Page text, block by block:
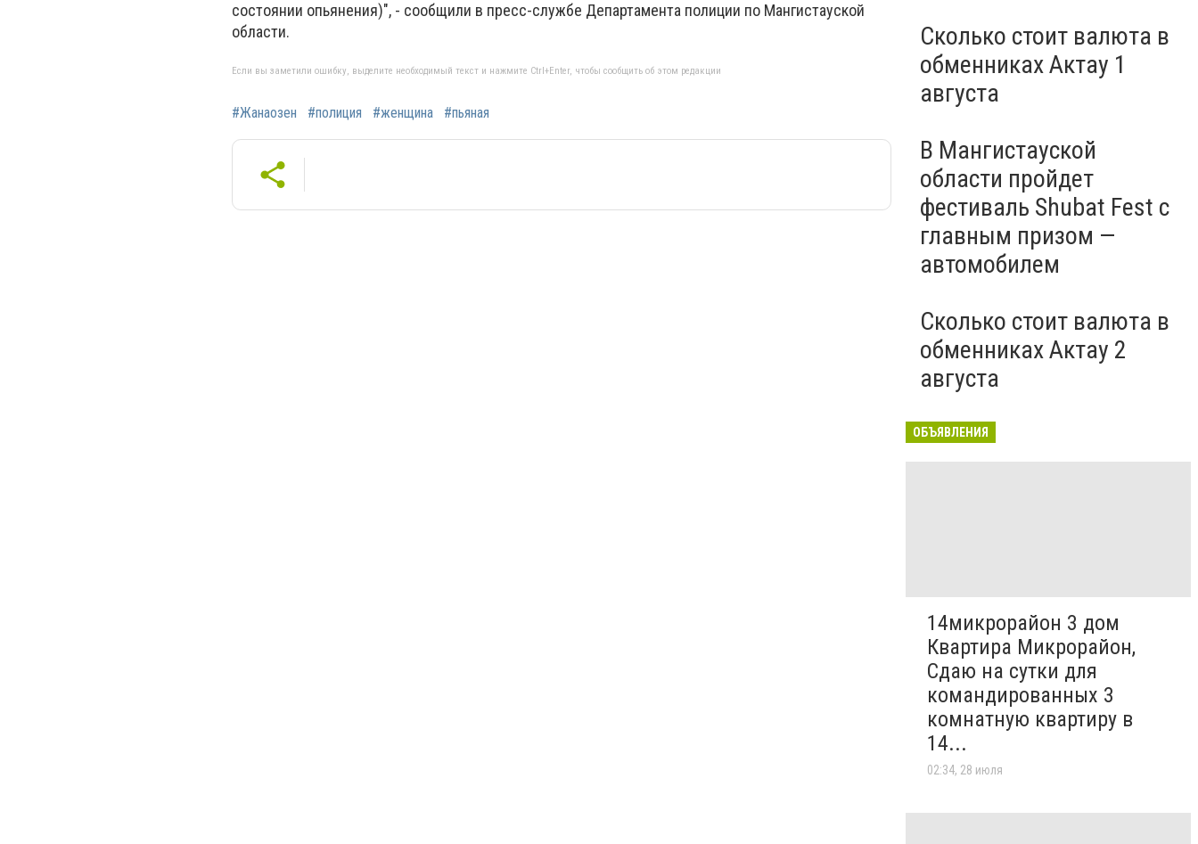
состоянии опьянения)", - сообщили в пресс-службе Департамента полиции по Мангистауской
области.
Если вы заметили ошибку, выделите необходимый текст и нажмите Ctrl+Enter, чтобы сообщить об этом редакции
#Жанаозен #полиция #женщина #пьяная
Сколько стоит валюта в
обменниках Актау 1
августа
В Мангистауской
области пройдет
фестиваль Shubat Fest с
главным призом —
автомобилем
Сколько стоит валюта в
обменниках Актау 2
августа
ОБЪЯВЛЕНИЯ
14микрорайон 3 дом
Квартира Микрорайон,
Сдаю на сутки для
командированных 3
комнатную квартиру в
14...
02:34, 28 июля